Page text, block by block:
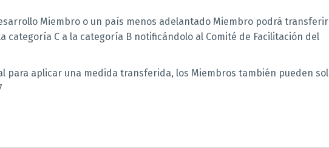
Miembro o un país menos adelantado Miembro podrá
categoría C a la categoría B notificándolo al Comité de Facilitación del
para aplicar una medida transferida, los Miembros también pueden